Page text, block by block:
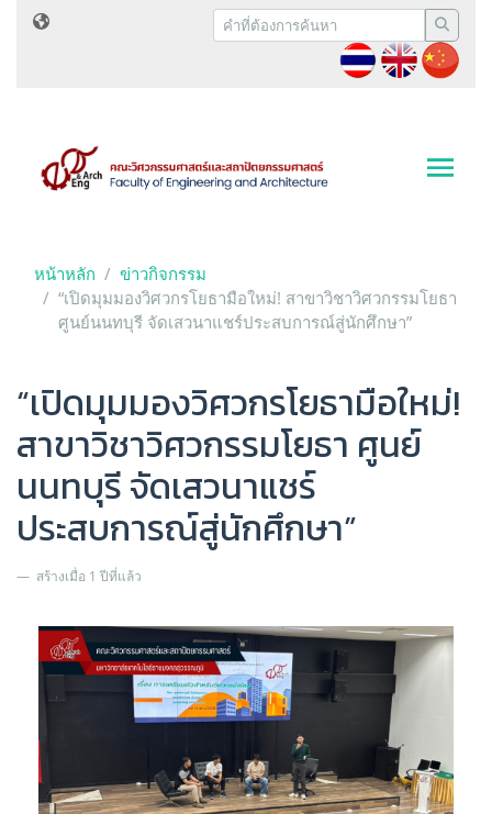
หน้าหลัก
ข่าวกิจกรรม
“เปิดมุมมองวิศวกรโยธามือใหม่! สาขาวิชาวิศวกรรมโยธา
ศูนย์นนทบุรี จัดเสวนาแชร์ประสบการณ์สู่นักศึกษา”
“เปิดมุมมองวิศวกรโยธามือใหม่!
สาขาวิชาวิศวกรรมโยธา ศูนย์
นนทบุรี จัดเสวนาแชร์
ประสบการณ์สู่นักศึกษา”
สร้างเมื่อ 1 ปีที่แล้ว